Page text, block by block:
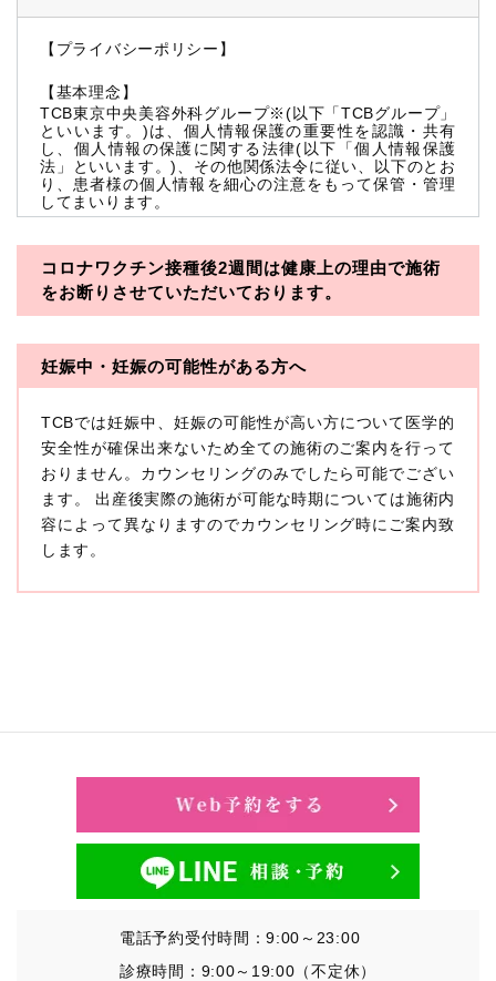
【プライバシーポリシー】
【基本理念】
TCB東京中央美容外科グループ※(以下「TCBグループ」
といいます。)は、個人情報保護の重要性を認識・共有
し、個人情報の保護に関する法律(以下「個人情報保護
法」といいます。)、その他関係法令に従い、以下のとお
り、患者様の個人情報を細心の注意をもって保管・管理
してまいります。
※TCBグループとは以下を総称していいます。
・一般社団法人メディカルアライアンス
・医療法人社団創彩会
本プライバシーポリシーにおいて「個人情報」とは、生
存する個人に関する情報であって、当該情報に含まれる
氏名、生年月日その他の記述等により特定の個人を識別
できるもの又は個人識別符号（個人情報保護委員会の政
令に準じます。）が含まれるものをいいます。
収集した患者様に関する情報には、単独のままでは特定
の個人を識別できない情報もありますが、他の情報と組
み合わせることにより特定の個人を識別できる場合、か
に扱うものとします。
①TCBグループが患者様から取得する情報
・その他、特定の個人を識別することができる情報
②TCBグループが各種サービスの利用に関連して取得す
日時、閲覧履歴等に関連する情報
（これには、Cookie情報、アクセスログ等の利用状況に
関する情報を含みます。）
コロナワクチン接種後2週間は健康上の理由で施術
をお断りさせていただいております。
妊娠中・妊娠の可能性がある方へ
TCBでは妊娠中、妊娠の可能性が高い方について医学的
安全性が確保出来ないため全ての施術のご案内を行って
おりません。カウンセリングのみでしたら可能でござい
ます。 出産後実際の施術が可能な時期については施術内
容によって異なりますのでカウンセリング時にご案内致
します。
電話予約受付時間：9:00～23:00
診療時間：9:00～19:00（不定休）